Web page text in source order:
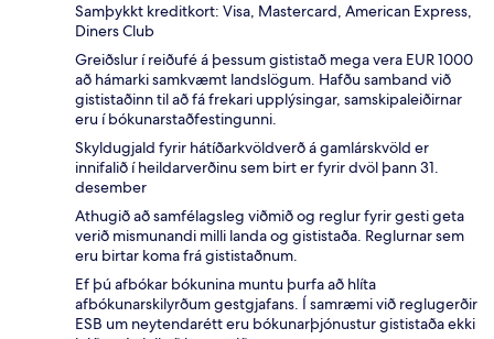
Samþykkt kreditkort: Visa, Mastercard, American Express,
Diners Club
Greiðslur í reiðufé á þessum gististað mega vera EUR 1000
að hámarki samkvæmt landslögum. Hafðu samband við
gististaðinn til að fá frekari upplýsingar, samskipaleiðirnar
eru í bókunarstaðfestingunni.
Skyldugjald fyrir hátíðarkvöldverð á gamlárskvöld er
innifalið í heildarverðinu sem birt er fyrir dvöl þann 31.
desember
Athugið að samfélagsleg viðmið og reglur fyrir gesti geta
verið mismunandi milli landa og gististaða. Reglurnar sem
eru birtar koma frá gististaðnum.
Ef þú afbókar bókunina muntu þurfa að hlíta
afbókunarskilyrðum gestgjafans. Í samræmi við reglugerðir
ESB um neytendarétt eru bókunarþjónustur gististaða ekki